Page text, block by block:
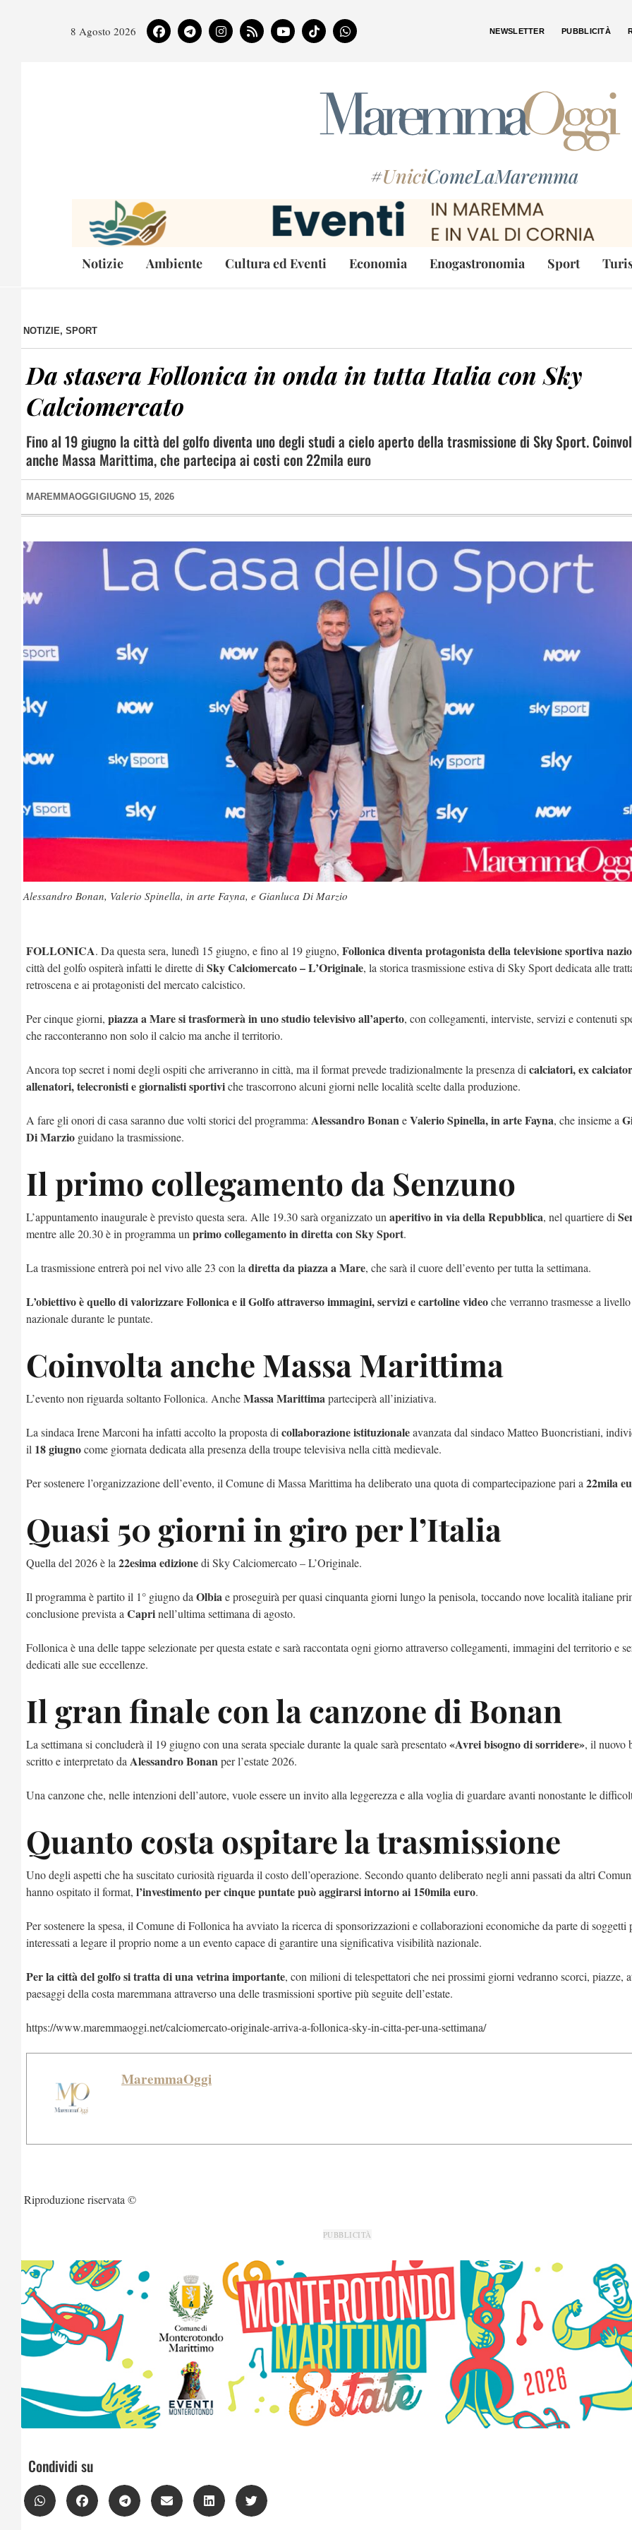
8 Agosto 2026 NEWSLETTER PUBBLICITÀ
#UniciComeLaMaremma
Notizie Ambiente Cultura ed Eventi Economia Enogastronomia Sport
NOTIZIE, SPORT
Da stasera Follonica in onda in tutta Italia con Sky
Calciomercato
Fino al 19 giugno la città del golfo diventa uno degli studi a cielo aperto della trasmissione di Sky Sport.
anche Massa Marittima, che partecipa ai costi con 22mila euro
MAREMMAOGGI GIUGNO 15, 2026
Alessandro Bonan, Valerio Spinella, in arte Fayna, e Gianluca Di Marzio
FOLLONICA. Da questa sera, lunedì 15 giugno, e fino al 19 giugno, Follonica diventa protagonista della televisione sportiva
città del golfo ospiterà infatti le dirette di Sky Calciomercato – L’Originale, la storica trasmissione estiva di Sky Sport dedicata alle
retroscena e ai protagonisti del mercato calcistico.
Per cinque giorni, piazza a Mare si trasformerà in uno studio televisivo all’aperto, con collegamenti, interviste, servizi e contenuti
che racconteranno non solo il calcio ma anche il territorio.
Ancora top secret i nomi degli ospiti che arriveranno in città, ma il format prevede tradizionalmente la presenza di calciatori, ex
allenatori, telecronisti e giornalisti sportiviche trascorrono alcuni giorni nelle località scelte dalla produzione.
A fare gli onori di casa saranno due volti storici del programma: Alessandro BonaneValerio Spinella, in arte Fayna, che insieme a
Di Marzio guidano la trasmissione.
Il primo collegamento da Senzuno
L’appuntamento inaugurale è previsto questa sera. Alle 19.30 sarà organizzato un aperitivo in via della Repubblica, nel quartiere di
mentre alle 20.30 è in programma un primo collegamento in diretta con Sky Sport.
La trasmissione entrerà poi nel vivo alle 23 con la diretta da piazza a Mare, che sarà il cuore dell’evento per tutta la settimana.
L’obiettivo è quello di valorizzare Follonica e il Golfo attraverso immagini, servizi e cartoline videoche verranno trasmesse a livello
nazionale durante le puntate.
Coinvolta anche Massa Marittima
L’evento non riguarda soltanto Follonica. AncheMassa Marittimaparteciperà all’iniziativa.
La sindaca Irene Marconi ha infatti accolto la proposta di collaborazione istituzionaleavanzata dal sindaco Matteo Buoncristiani,
il 18 giugnocome giornata dedicata alla presenza della troupe televisiva nella città medievale.
Per sostenere l’organizzazione dell’evento, il Comune di Massa Marittima ha deliberato una quota di compartecipazione pari a 22mila
Quasi 50 giorni in giro per l’Italia
Quella del 2026 è la 22esima edizionedi Sky Calciomercato – L’Originale.
Il programma è partito il 1° giugno da Olbiae proseguirà per quasi cinquanta giorni lungo la penisola, toccando nove località italiane
conclusione prevista a Caprinell’ultima settimana di agosto.
Follonica è una delle tappe selezionate per questa estate e sarà raccontata ogni giorno attraverso collegamenti, immagini del territorio e
dedicati alle sue eccellenze.
Il gran finale con la canzone di Bonan
La settimana si concluderà il 19 giugno con una serata speciale durante la quale sarà presentato«Avrei bisogno di sorridere», il nuovo
scritto e interpretato da Alessandro Bonanper l’estate 2026.
Una canzone che, nelle intenzioni dell’autore, vuole essere un invito alla leggerezza e alla voglia di guardare avanti nonostante le
Quanto costa ospitare la trasmissione
Uno degli aspetti che ha suscitato curiosità riguarda il costo dell’operazione. Secondo quanto deliberato negli anni passati da altri
hanno ospitato il format, l’investimento per cinque puntate può aggirarsi intorno ai 150mila euro.
Per sostenere la spesa, il Comune di Follonica ha avviato la ricerca di sponsorizzazioni e collaborazioni economiche da parte di soggetti
interessati a legare il proprio nome a un evento capace di garantire una significativa visibilità nazionale.
Per la città del golfo si tratta di una vetrina importante, con milioni di telespettatori che nei prossimi giorni vedranno scorci, piazze,
paesaggi della costa maremmana attraverso una delle trasmissioni sportive più seguite dell’estate.
https://www.maremmaoggi.net/calciomercato-originale-arriva-a-follonica-sky-in-citta-per-una-settimana/
MaremmaOggi
Riproduzione riservata ©
PUBBLICITÀ
Condividi su